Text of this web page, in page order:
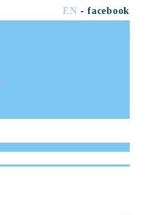
EN -facebook